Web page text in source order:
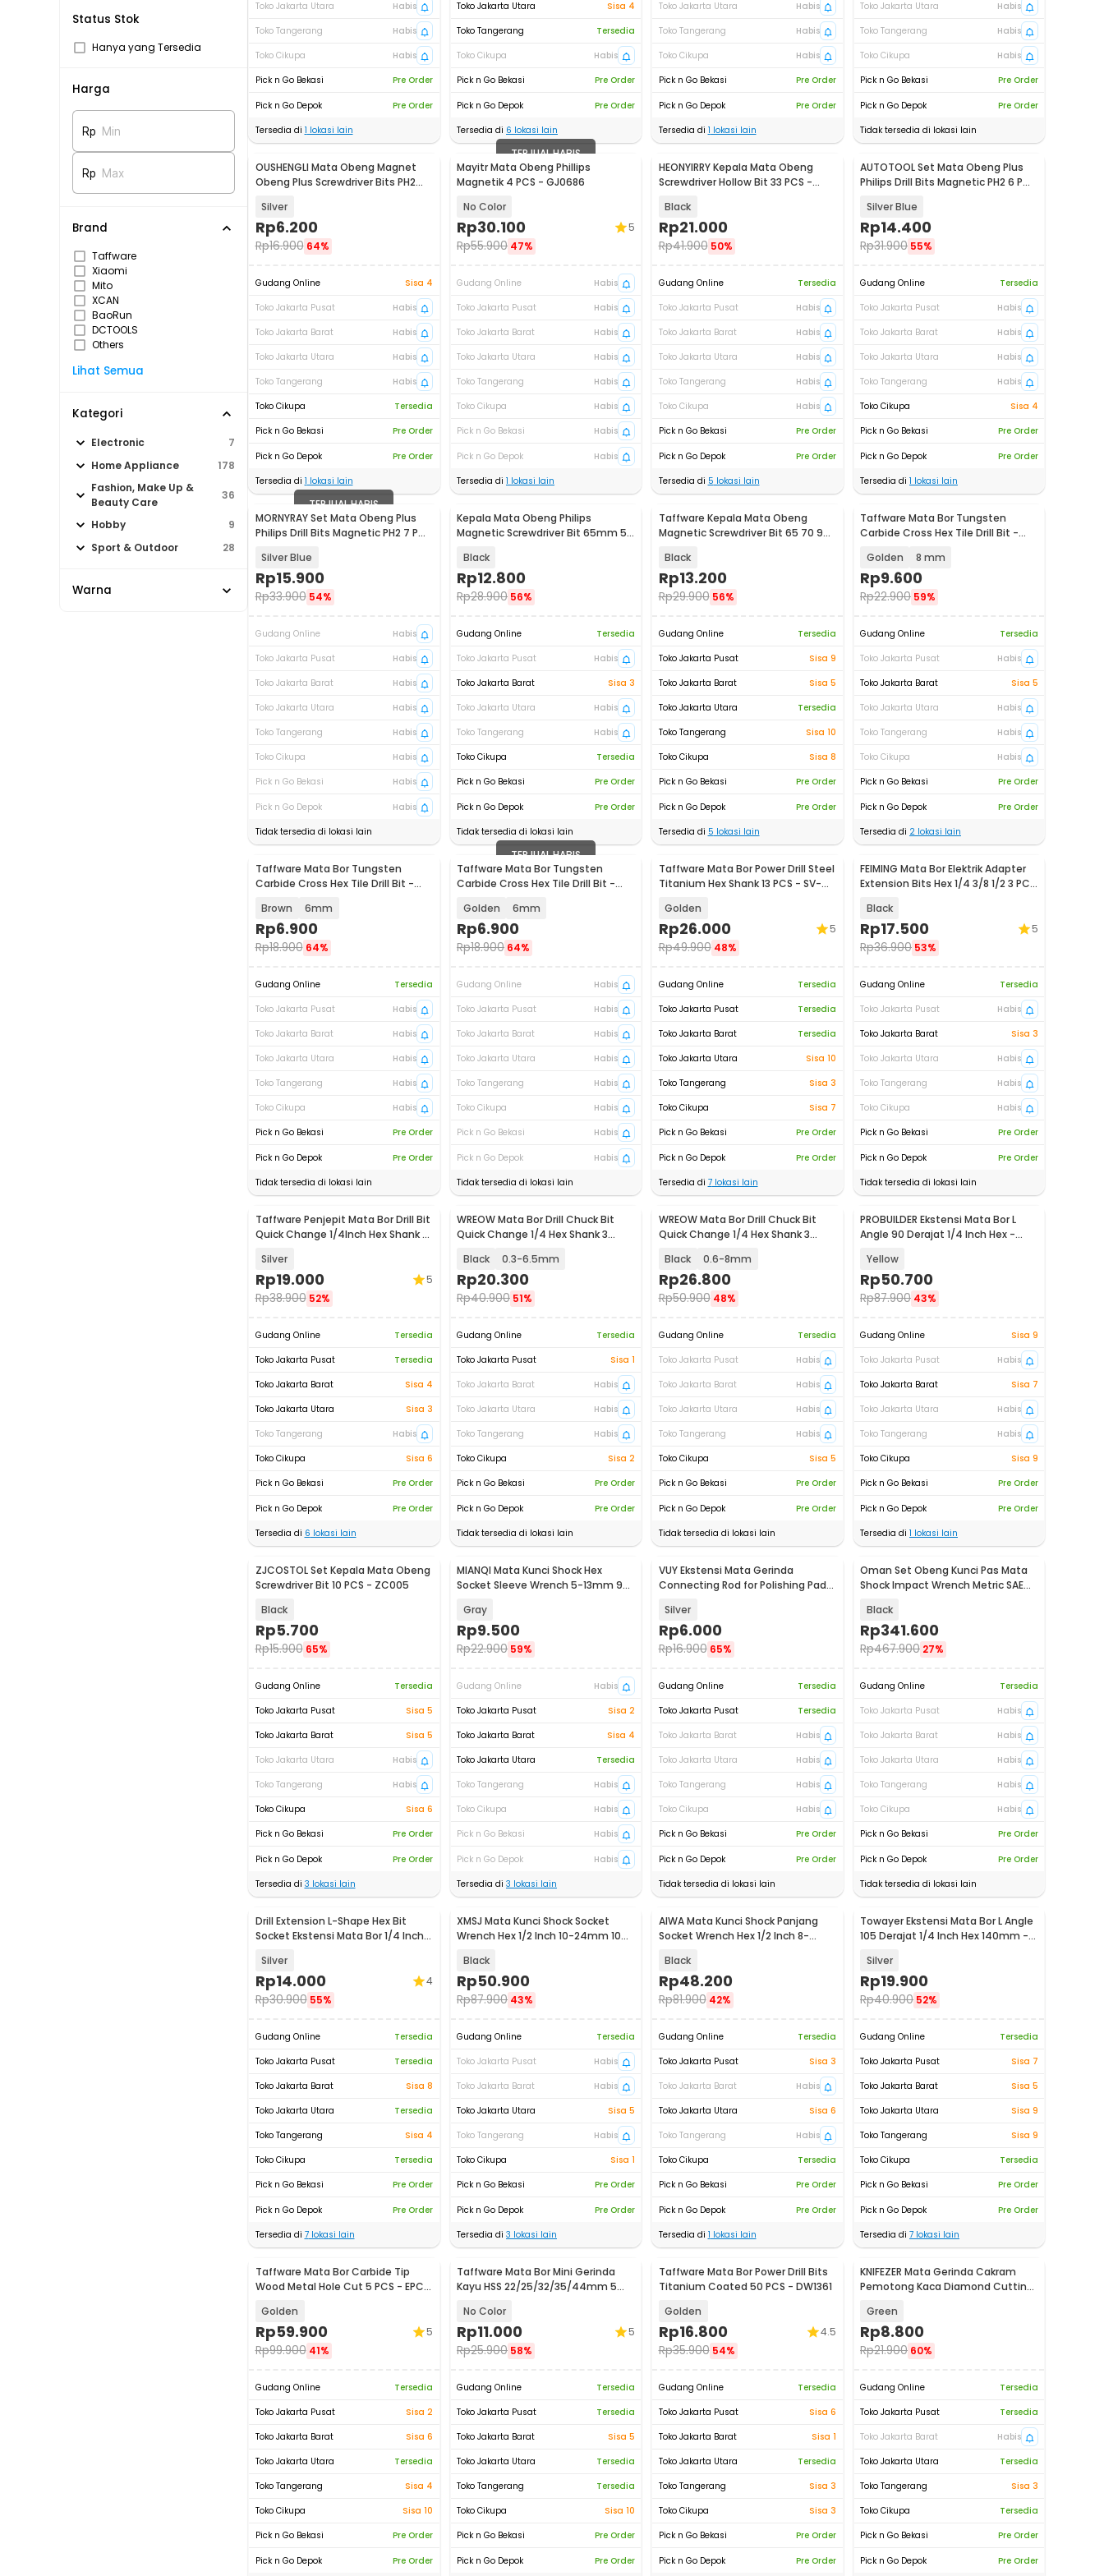
Status Stok
Hanya yang Tersedia
Harga
Rp Min
Rp Max
Brand
Taffware
Xiaomi
Mito
XCAN
BaoRun
DCTOOLS
Others
Lihat Semua
Kategori
Electronic
7
Home Appliance
178
Fashion, Make Up &
Beauty Care
36
Hobby
9
Sport & Outdoor
28
Warna
Toko Jakarta Utara
Habis
Toko Tangerang
Habis
Toko Cikupa
Habis
Pick n Go Bekasi
Pre Order
Pick n Go Depok
Pre Order
Tersedia di 1 lokasi lain
Toko Jakarta Utara
Sisa 4
Toko Tangerang
Tersedia
Toko Cikupa
Habis
Pick n Go Bekasi
Pre Order
Pick n Go Depok
Pre Order
Tersedia di 6 lokasi lain
Toko Jakarta Utara
Habis
Toko Tangerang
Habis
Toko Cikupa
Habis
Pick n Go Bekasi
Pre Order
Pick n Go Depok
Pre Order
Tersedia di 1 lokasi lain
Toko Jakarta Utara
Habis
Toko Tangerang
Habis
Toko Cikupa
Habis
Pick n Go Bekasi
Pre Order
Pick n Go Depok
Pre Order
Tidak tersedia di lokasi lain
OUSHENGLI Mata Obeng Magnet
Obeng Plus Screwdriver Bits PH2
Silver
Rp6.200
Rp16.900 64%
Gudang Online
Sisa 4
Toko Jakarta Pusat
Habis
Toko Jakarta Barat
Habis
Toko Jakarta Utara
Habis
Toko Tangerang
Habis
Toko Cikupa
Tersedia
Pick n Go Bekasi
Pre Order
Pick n Go Depok
Pre Order
Tersedia di 1 lokasi lain
TERJUAL HABIS
Mayitr Mata Obeng Phillips
Magnetik 4 PCS - GJ0686
No Color
Rp30.100
Rp55.900 47%
5
Gudang Online
Habis
Toko Jakarta Pusat
Habis
Toko Jakarta Barat
Habis
Toko Jakarta Utara
Habis
Toko Tangerang
Habis
Toko Cikupa
Habis
Pick n Go Bekasi
Habis
Pick n Go Depok
Habis
Tersedia di 1 lokasi lain
HEONYIRRY Kepala Mata Obeng
Screwdriver Hollow Bit 33 PCS -
Black
Rp21.000
Rp41.900 50%
Gudang Online
Tersedia
Toko Jakarta Pusat
Habis
Toko Jakarta Barat
Habis
Toko Jakarta Utara
Habis
Toko Tangerang
Habis
Toko Cikupa
Habis
Pick n Go Bekasi
Pre Order
Pick n Go Depok
Pre Order
Tersedia di 5 lokasi lain
AUTOTOOL Set Mata Obeng Plus
Philips Drill Bits Magnetic PH2 6 PCS
Silver Blue
Rp14.400
Rp31.900 55%
Gudang Online
Tersedia
Toko Jakarta Pusat
Habis
Toko Jakarta Barat
Habis
Toko Jakarta Utara
Habis
Toko Tangerang
Habis
Toko Cikupa
Sisa 4
Pick n Go Bekasi
Pre Order
Pick n Go Depok
Pre Order
Tersedia di 1 lokasi lain
TERJUAL HABIS
MORNYRAY Set Mata Obeng Plus
Philips Drill Bits Magnetic PH2 7 PCS
Silver Blue
Rp15.900
Rp33.900 54%
Gudang Online
Habis
Toko Jakarta Pusat
Habis
Toko Jakarta Barat
Habis
Toko Jakarta Utara
Habis
Toko Tangerang
Habis
Toko Cikupa
Habis
Pick n Go Bekasi
Habis
Pick n Go Depok
Habis
Tidak tersedia di lokasi lain
Kepala Mata Obeng Philips
Magnetic Screwdriver Bit 65mm 5
Black
Rp12.800
Rp28.900 56%
Gudang Online
Tersedia
Toko Jakarta Pusat
Habis
Toko Jakarta Barat
Sisa 3
Toko Jakarta Utara
Habis
Toko Tangerang
Habis
Toko Cikupa
Tersedia
Pick n Go Bekasi
Pre Order
Pick n Go Depok
Pre Order
Tidak tersedia di lokasi lain
Taffware Kepala Mata Obeng
Magnetic Screwdriver Bit 65 70 90
Black
Rp13.200
Rp29.900 56%
Gudang Online
Tersedia
Toko Jakarta Pusat
Sisa 9
Toko Jakarta Barat
Sisa 5
Toko Jakarta Utara
Tersedia
Toko Tangerang
Sisa 10
Toko Cikupa
Sisa 8
Pick n Go Bekasi
Pre Order
Pick n Go Depok
Pre Order
Tersedia di 5 lokasi lain
Taffware Mata Bor Tungsten
Carbide Cross Hex Tile Drill Bit -
Golden 8 mm
Rp9.600
Rp22.900 59%
Gudang Online
Tersedia
Toko Jakarta Pusat
Habis
Toko Jakarta Barat
Sisa 5
Toko Jakarta Utara
Habis
Toko Tangerang
Habis
Toko Cikupa
Habis
Pick n Go Bekasi
Pre Order
Pick n Go Depok
Pre Order
Tersedia di 2 lokasi lain
Baru
Taffware Mata Bor Tungsten
Carbide Cross Hex Tile Drill Bit -
Brown 6mm
Rp6.900
Rp18.900 64%
Gudang Online
Tersedia
Toko Jakarta Pusat
Habis
Toko Jakarta Barat
Habis
Toko Jakarta Utara
Habis
Toko Tangerang
Habis
Toko Cikupa
Habis
Pick n Go Bekasi
Pre Order
Pick n Go Depok
Pre Order
Tidak tersedia di lokasi lain
TERJUAL HABIS
Taffware Mata Bor Tungsten
Carbide Cross Hex Tile Drill Bit -
Golden 6mm
Rp6.900
Rp18.900 64%
Gudang Online
Habis
Toko Jakarta Pusat
Habis
Toko Jakarta Barat
Habis
Toko Jakarta Utara
Habis
Toko Tangerang
Habis
Toko Cikupa
Habis
Pick n Go Bekasi
Habis
Pick n Go Depok
Habis
Tidak tersedia di lokasi lain
Taffware Mata Bor Power Drill Steel
Titanium Hex Shank 13 PCS - SV-
Golden
Rp26.000
Rp49.900 48%
5
Gudang Online
Tersedia
Toko Jakarta Pusat
Tersedia
Toko Jakarta Barat
Tersedia
Toko Jakarta Utara
Sisa 10
Toko Tangerang
Sisa 3
Toko Cikupa
Sisa 7
Pick n Go Bekasi
Pre Order
Pick n Go Depok
Pre Order
Tersedia di 7lokasi lain
FEIMING Mata Bor Elektrik Adapter
Extension Bits Hex 1/4 3/8 1/2 3 PCS
Black
Rp17.500
Rp36.900 53%
5
Gudang Online
Tersedia
Toko Jakarta Pusat
Habis
Toko Jakarta Barat
Sisa 3
Toko Jakarta Utara
Habis
Toko Tangerang
Habis
Toko Cikupa
Habis
Pick n Go Bekasi
Pre Order
Pick n Go Depok
Pre Order
Tidak tersedia di lokasi lain
Taffware Penjepit Mata Bor Drill Bit
Quick Change 1/4Inch Hex Shank -
Silver
Rp19.000
Rp38.900 52%
5
Gudang Online
Tersedia
Toko Jakarta Pusat
Tersedia
Toko Jakarta Barat
Sisa 4
Toko Jakarta Utara
Sisa 3
Toko Tangerang
Habis
Toko Cikupa
Sisa 6
Pick n Go Bekasi
Pre Order
Pick n Go Depok
Pre Order
Tersedia di 6 lokasi lain
WREOW Mata Bor Drill Chuck Bit
Quick Change 1/4 Hex Shank 3
Black 0.3-6.5mm
Rp20.300
Rp40.900 51%
Gudang Online
Tersedia
Toko Jakarta Pusat
Sisa 1
Toko Jakarta Barat
Habis
Toko Jakarta Utara
Habis
Toko Tangerang
Habis
Toko Cikupa
Sisa 2
Pick n Go Bekasi
Pre Order
Pick n Go Depok
Pre Order
Tidak tersedia di lokasi lain
WREOW Mata Bor Drill Chuck Bit
Quick Change 1/4 Hex Shank 3
Black 0.6-8mm
Rp26.800
Rp50.900 48%
Gudang Online
Tersedia
Toko Jakarta Pusat
Habis
Toko Jakarta Barat
Habis
Toko Jakarta Utara
Habis
Toko Tangerang
Habis
Toko Cikupa
Sisa 5
Pick n Go Bekasi
Pre Order
Pick n Go Depok
Pre Order
Tidak tersedia di lokasi lain
PROBUILDER Ekstensi Mata Bor L
Angle 90 Derajat 1/4 Inch Hex -
Yellow
Rp50.700
Rp87.900 43%
Gudang Online
Sisa 9
Toko Jakarta Pusat
Habis
Toko Jakarta Barat
Sisa 7
Toko Jakarta Utara
Habis
Toko Tangerang
Habis
Toko Cikupa
Sisa 9
Pick n Go Bekasi
Pre Order
Pick n Go Depok
Pre Order
Tersedia di 1 lokasi lain
ZJCOSTOL Set Kepala Mata Obeng
Screwdriver Bit 10 PCS - ZC005
Black
Rp5.700
Rp15.900 65%
Gudang Online
Tersedia
Toko Jakarta Pusat
Sisa 5
Toko Jakarta Barat
Sisa 5
Toko Jakarta Utara
Habis
Toko Tangerang
Habis
Toko Cikupa
Sisa 6
Pick n Go Bekasi
Pre Order
Pick n Go Depok
Pre Order
Tersedia di 3 lokasi lain
MIANQI Mata Kunci Shock Hex
Socket Sleeve Wrench 5-13mm 9
Gray
Rp9.500
Rp22.900 59%
Gudang Online
Habis
Toko Jakarta Pusat
Sisa 2
Toko Jakarta Barat
Sisa 4
Toko Jakarta Utara
Tersedia
Toko Tangerang
Habis
Toko Cikupa
Habis
Pick n Go Bekasi
Habis
Pick n Go Depok
Habis
Tersedia di 3 lokasi lain
VUY Ekstensi Mata Gerinda
Connecting Rod for Polishing Pad
Silver
Rp6.000
Rp16.900 65%
Gudang Online
Tersedia
Toko Jakarta Pusat
Tersedia
Toko Jakarta Barat
Habis
Toko Jakarta Utara
Habis
Toko Tangerang
Habis
Toko Cikupa
Habis
Pick n Go Bekasi
Pre Order
Pick n Go Depok
Pre Order
Tidak tersedia di lokasi lain
Baru
Oman Set Obeng Kunci Pas Mata
Shock Impact Wrench Metric SAE
Black
Rp341.600
Rp467.900 27%
Gudang Online
Tersedia
Toko Jakarta Pusat
Habis
Toko Jakarta Barat
Habis
Toko Jakarta Utara
Habis
Toko Tangerang
Habis
Toko Cikupa
Habis
Pick n Go Bekasi
Pre Order
Pick n Go Depok
Pre Order
Tidak tersedia di lokasi lain
Drill Extension L-Shape Hex Bit
Socket Ekstensi Mata Bor 1/4 Inch -
Silver
Rp14.000
Rp30.900 55%
4
Gudang Online
Tersedia
Toko Jakarta Pusat
Tersedia
Toko Jakarta Barat
Sisa 8
Toko Jakarta Utara
Tersedia
Toko Tangerang
Sisa 4
Toko Cikupa
Tersedia
Pick n Go Bekasi
Pre Order
Pick n Go Depok
Pre Order
Tersedia di 7lokasi lain
XMSJ Mata Kunci Shock Socket
Wrench Hex 1/2 Inch 10-24mm 10
Black
Rp50.900
Rp87.900 43%
Gudang Online
Tersedia
Toko Jakarta Pusat
Habis
Toko Jakarta Barat
Habis
Toko Jakarta Utara
Sisa 5
Toko Tangerang
Habis
Toko Cikupa
Sisa 1
Pick n Go Bekasi
Pre Order
Pick n Go Depok
Pre Order
Tersedia di 3 lokasi lain
AIWA Mata Kunci Shock Panjang
Socket Wrench Hex 1/2 Inch 8-
Black
Rp48.200
Rp81.900 42%
Gudang Online
Tersedia
Toko Jakarta Pusat
Sisa 3
Toko Jakarta Barat
Habis
Toko Jakarta Utara
Sisa 6
Toko Tangerang
Habis
Toko Cikupa
Tersedia
Pick n Go Bekasi
Pre Order
Pick n Go Depok
Pre Order
Tersedia di 1 lokasi lain
Towayer Ekstensi Mata Bor L Angle
105 Derajat 1/4 Inch Hex 140mm -
Silver
Rp19.900
Rp40.900 52%
Gudang Online
Tersedia
Toko Jakarta Pusat
Sisa 7
Toko Jakarta Barat
Sisa 5
Toko Jakarta Utara
Sisa 9
Toko Tangerang
Sisa 9
Toko Cikupa
Tersedia
Pick n Go Bekasi
Pre Order
Pick n Go Depok
Pre Order
Tersedia di 7 lokasi lain
Taffware Mata Bor Carbide Tip
Wood Metal Hole Cut 5 PCS - EPC-
Golden
Rp59.900
Rp99.900 41%
5
Gudang Online
Tersedia
Toko Jakarta Pusat
Sisa 2
Toko Jakarta Barat
Sisa 6
Toko Jakarta Utara
Tersedia
Toko Tangerang
Sisa 4
Toko Cikupa
Sisa 10
Pick n Go Bekasi
Pre Order
Pick n Go Depok Pre Order
Taffware Mata Bor Mini Gerinda
Kayu HSS 22/25/32/35/44mm 5
No Color
Rp11.000
Rp25.900 58%
5
Gudang Online
Tersedia
Toko Jakarta Pusat
Tersedia
Toko Jakarta Barat
Sisa 5
Toko Jakarta Utara
Tersedia
Toko Tangerang
Tersedia
Toko Cikupa
Sisa 10
Pick n Go Bekasi
Pre Order
Pick n Go Depok Pre Order
Taffware Mata Bor Power Drill Bits
Titanium Coated 50 PCS - DW1361
Golden
Rp16.800
Rp35.900 54%
4.5
Gudang Online
Tersedia
Toko Jakarta Pusat
Sisa 6
Toko Jakarta Barat
Sisa 1
Toko Jakarta Utara
Tersedia
Toko Tangerang
Sisa 3
Toko Cikupa
Sisa 3
Pick n Go Bekasi
Pre Order
Pick n Go Depok Pre Order
KNIFEZER Mata Gerinda Cakram
Pemotong Kaca Diamond Cutting
Green
Rp8.800
Rp21.900 60%
Gudang Online
Tersedia
Toko Jakarta Pusat
Tersedia
Toko Jakarta Barat
Habis
Toko Jakarta Utara
Tersedia
Toko Tangerang
Sisa 3
Toko Cikupa
Tersedia
Pick n Go Bekasi
Pre Order
Pick n Go Depok Pre Order